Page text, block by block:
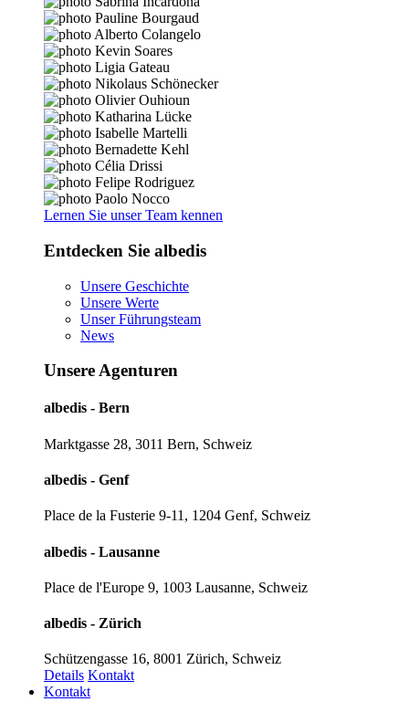
Lernen Sie unser Team kennen
Entdecken Sie albedis
Unsere Geschichte
Unsere Werte
Unser Führungsteam
News
Unsere Agenturen
albedis - Bern
Marktgasse 28, 3011 Bern, Schweiz
albedis - Genf
Place de la Fusterie 9-11, 1204 Genf, Schweiz
albedis - Lausanne
Place de l'Europe 9, 1003 Lausanne, Schweiz
albedis - Zürich
Schützengasse 16, 8001 Zürich, Schweiz
Details Kontakt
Kontakt